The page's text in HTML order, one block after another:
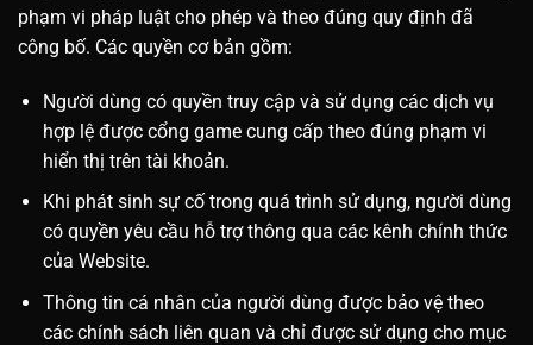
phạm vi pháp luật cho phép và theo đúng quy định đã
công bố. Các quyền cơ bản gồm:
Người dùng có quyền truy cập và sử dụng các dịch vụ
hợp lệ được cổng game cung cấp theo đúng phạm vi
hiển thị trên tài khoản.
Khi phát sinh sự cố trong quá trình sử dụng, người dùng
có quyền yêu cầu hỗ trợ thông qua các kênh chính thức
của Website.
Thông tin cá nhân của người dùng được bảo vệ theo
các chính sách liên quan và chỉ được sử dụng cho mục